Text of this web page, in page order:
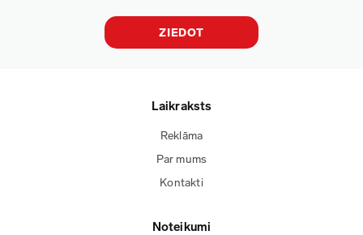
ZIEDOT
Laikraksts
Reklāma
Par mums
Kontakti
Noteikumi